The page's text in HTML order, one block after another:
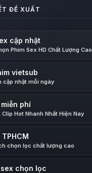
cập nhật
Phim Sex HD Chất Lượng Cao
vietsub
cập nhật mỗi ngày
phí
Clip Hot Nhanh Nhất Hiện Nay
chọn lọc chất lượng cao
chọn lọc